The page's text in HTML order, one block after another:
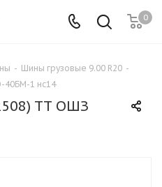
0
- Шины грузовые 9.00 R20 -
40БМ-1 нс14
TT ОШЗ